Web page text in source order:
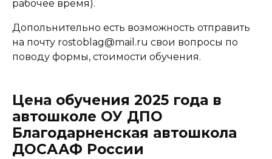
рабочее время).
Допольнительно есть возможность отправить
на почту rostoblag@mail.ru свои вопросы по
поводу формы, стоимости обучения.
Цена обучения 2025 года в
автошколе ОУ ДПО
Благодарненская автошкола
ДОСААФ России